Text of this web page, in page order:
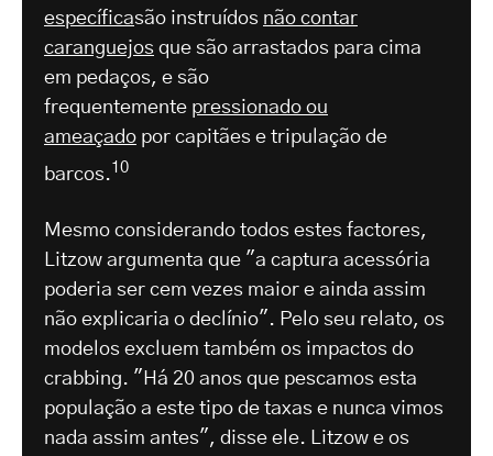
específicasão instruídos não contar
caranguejos que são arrastados para cima
em pedaços, e são
frequentemente pressionado ou
ameaçado por capitães e tripulação de
barcos.10
Mesmo considerando todos estes factores,
Litzow argumenta que "a captura acessória
poderia ser cem vezes maior e ainda assim
não explicaria o declínio". Pelo seu relato, os
modelos excluem também os impactos do
crabbing. "Há 20 anos que pescamos esta
população a este tipo de taxas e nunca vimos
nada assim antes", disse ele. Litzow e os